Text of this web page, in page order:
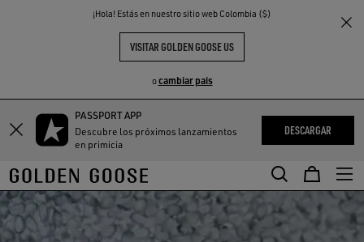
¡Hola! Estás en nuestro sitio web Colombia ($)
VISITAR GOLDEN GOOSE US
ocambiar pais
PASSPORT APP
Descubre los próximos lanzamientos
en primicia
DESCARGAR
THE
COMMUNITY